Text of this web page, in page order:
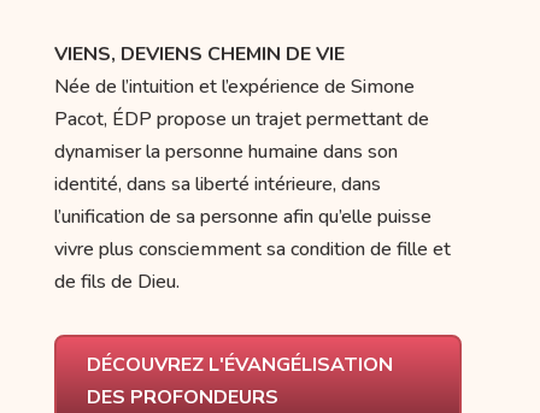
VIENS, DEVIENS CHEMIN DE VIE
Née de l’intuition et l’expérience de Simone
Pacot, ÉDP propose un trajet permettant de
dynamiser la personne humaine dans son
identité, dans sa liberté intérieure, dans
l’unification de sa personne afin qu’elle puisse
vivre plus consciemment sa condition de fille et
de fils de Dieu.
DÉCOUVREZ L'ÉVANGÉLISATION
DES PROFONDEURS